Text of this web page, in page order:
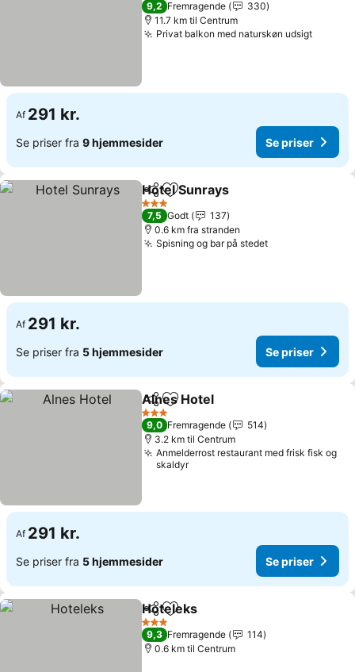
9,2 Fremragende
330
11.7 km til Centrum
Privat balkon med naturskøn udsigt
Af 291 kr.
Se priser fra 9 hjemmesider Se priser
Del Føj til favoritter
Hotel Sunrays
3 Stjerner
7,5 Godt
137
0.6 km fra stranden
Spisning og bar på stedet
Af 291 kr.
Se priser fra 5 hjemmesider Se priser
Del Føj til favoritter
Alnes Hotel
3 Stjerner
9,0 Fremragende
514
3.2 km til Centrum
Anmelderrost restaurant med frisk fisk og
skaldyr
Af 291 kr.
Se priser fra 5 hjemmesider Se priser
Del Føj til favoritter
Hoteleks
3 Stjerner
9,3 Fremragende
114
0.6 km til Centrum